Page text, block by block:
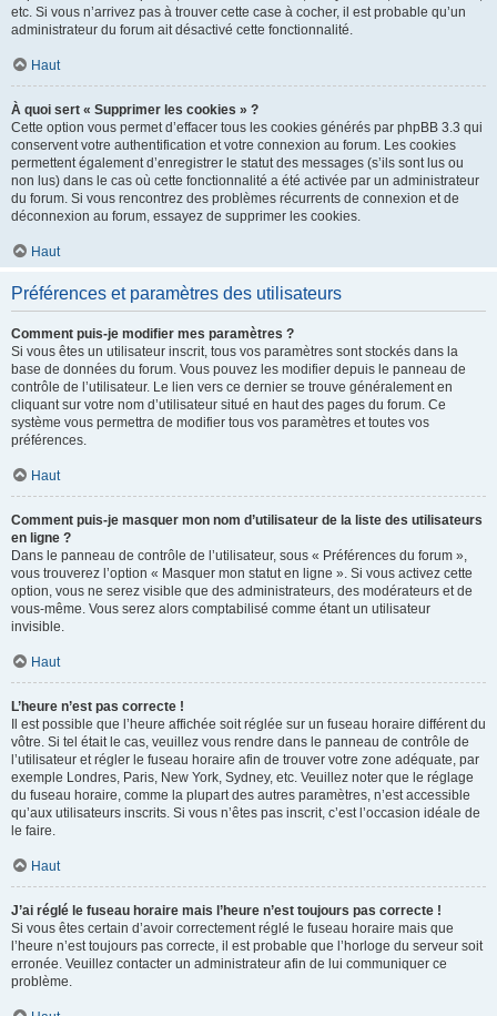
etc. Si vous n’arrivez pas à trouver cette case à cocher, il est probable qu’un
administrateur du forum ait désactivé cette fonctionnalité.
Haut
À quoi sert « Supprimer les cookies » ?
Cette option vous permet d’effacer tous les cookies générés par phpBB 3.3 qui
conservent votre authentification et votre connexion au forum. Les cookies
permettent également d’enregistrer le statut des messages (s’ils sont lus ou
non lus) dans le cas où cette fonctionnalité a été activée par un administrateur
du forum. Si vous rencontrez des problèmes récurrents de connexion et de
déconnexion au forum, essayez de supprimer les cookies.
Haut
Préférences et paramètres des utilisateurs
Comment puis-je modifier mes paramètres ?
Si vous êtes un utilisateur inscrit, tous vos paramètres sont stockés dans la
base de données du forum. Vous pouvez les modifier depuis le panneau de
contrôle de l’utilisateur. Le lien vers ce dernier se trouve généralement en
cliquant sur votre nom d’utilisateur situé en haut des pages du forum. Ce
système vous permettra de modifier tous vos paramètres et toutes vos
préférences.
Haut
Comment puis-je masquer mon nom d’utilisateur de la liste des utilisateurs
en ligne ?
Dans le panneau de contrôle de l’utilisateur, sous « Préférences du forum »,
vous trouverez l’option « Masquer mon statut en ligne ». Si vous activez cette
option, vous ne serez visible que des administrateurs, des modérateurs et de
vous-même. Vous serez alors comptabilisé comme étant un utilisateur
invisible.
Haut
L’heure n’est pas correcte !
Il est possible que l’heure affichée soit réglée sur un fuseau horaire différent du
vôtre. Si tel était le cas, veuillez vous rendre dans le panneau de contrôle de
l’utilisateur et régler le fuseau horaire afin de trouver votre zone adéquate, par
exemple Londres, Paris, New York, Sydney, etc. Veuillez noter que le réglage
du fuseau horaire, comme la plupart des autres paramètres, n’est accessible
qu’aux utilisateurs inscrits. Si vous n’êtes pas inscrit, c’est l’occasion idéale de
le faire.
Haut
J’ai réglé le fuseau horaire mais l’heure n’est toujours pas correcte !
Si vous êtes certain d’avoir correctement réglé le fuseau horaire mais que
l’heure n’est toujours pas correcte, il est probable que l’horloge du serveur soit
erronée. Veuillez contacter un administrateur afin de lui communiquer ce
problème.